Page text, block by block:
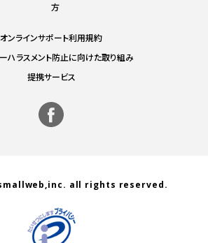
方
オンラインサポート利用規約
ハラスメント防止に向けた取り組み
提携サービス
all rights reserved.